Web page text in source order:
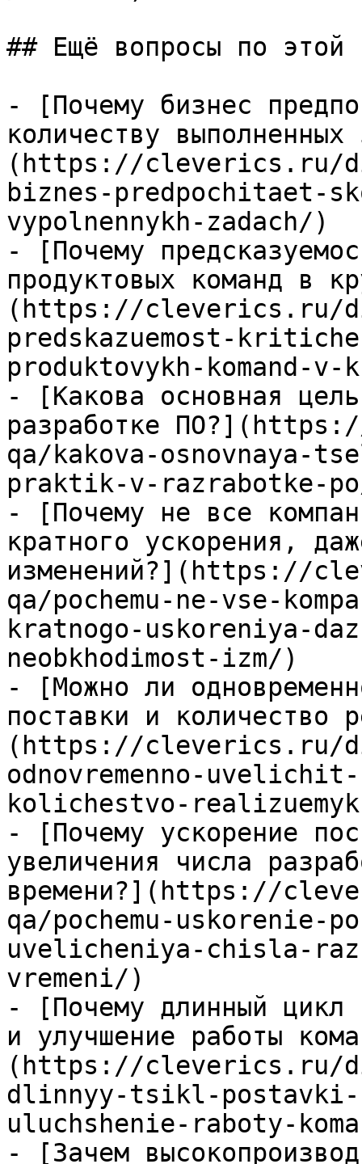
## Ещё вопросы по этой
- [Почему бизнес
количеству
(https://cleverics.ru/
biznes-predpochitaet-
vypolnennykh-zadach/)
- [Почему
продуктовых команд в
(https://cleverics.ru/
predskazuemost-
produktovykh-komand-v-
- [Какова основная
разработке
qa/kakova-osnovnaya-
praktik-v-razrabotke-
- [Почему не все
кратного ускорения,
изменений?](https://
qa/pochemu-ne-vse-
kratnogo-uskoreniya-
neobkhodimost-izm/)
- [Можно ли
поставки и количество
(https://cleverics.ru/
odnovremenno-
kolichestvo-
- [Почему ускорение
увеличения числа
времени?](https://
qa/pochemu-uskorenie-
uvelicheniya-chisla-
vremeni/)
- [Почему длинный цикл
и улучшение работы
(https://cleverics.ru/
dlinnyy-tsikl-
uluchshenie-raboty-
- [Зачем